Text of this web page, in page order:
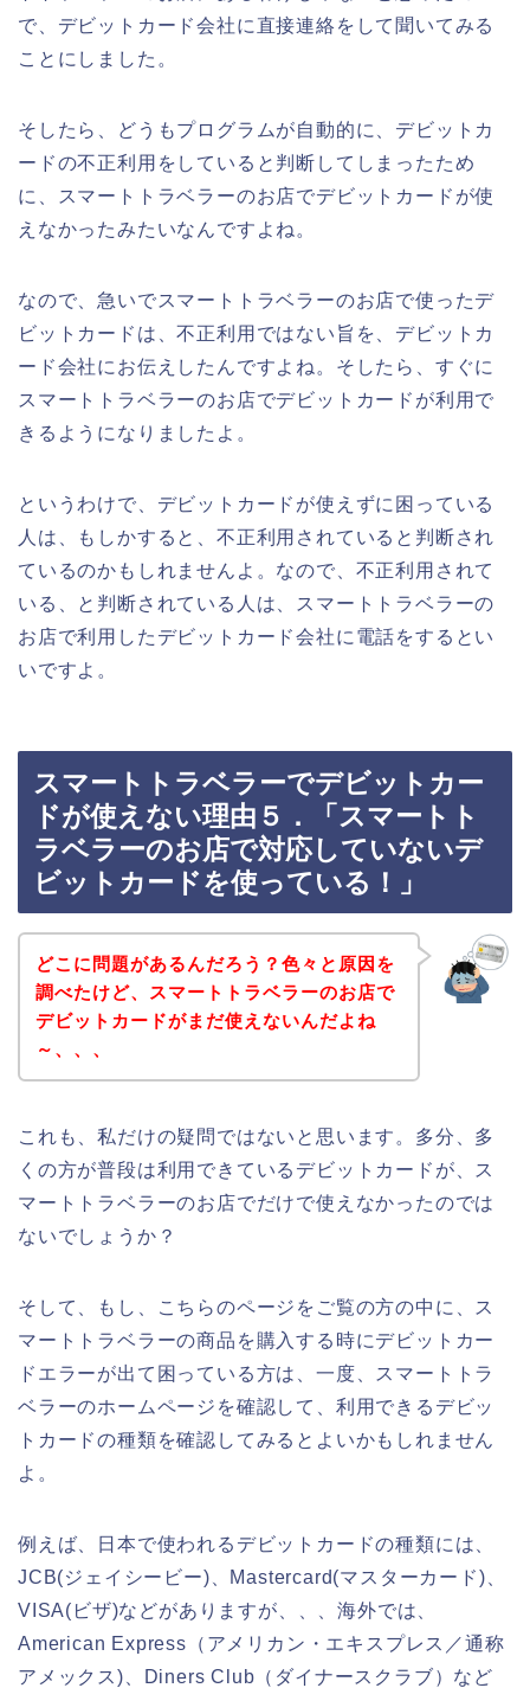
で、デビットカード会社に直接連絡をして聞いてみる
ことにしました。
そしたら、どうもプログラムが自動的に、デビットカ
ードの不正利用をしていると判断してしまったため
に、スマートトラベラーのお店でデビットカードが使
えなかったみたいなんですよね。
なので、急いでスマートトラベラーのお店で使ったデ
ビットカードは、不正利用ではない旨を、デビットカ
ード会社にお伝えしたんですよね。そしたら、すぐに
スマートトラベラーのお店でデビットカードが利用で
きるようになりましたよ。
というわけで、デビットカードが使えずに困っている
人は、もしかすると、不正利用されていると判断され
ているのかもしれませんよ。なので、不正利用されて
いる、と判断されている人は、スマートトラベラーの
お店で利用したデビットカード会社に電話をするとい
いですよ。
スマートトラベラーでデビットカー
ドが使えない理由５．「スマートト
ラベラーのお店で対応していないデ
ビットカードを使っている！」
どこに問題があるんだろう？色々と原因を
調べたけど、スマートトラベラーのお店で
デビットカードがまだ使えないんだよね
～、、、
これも、私だけの疑問ではないと思います。多分、多
くの方が普段は利用できているデビットカードが、ス
マートトラベラーのお店でだけで使えなかったのでは
ないでしょうか？
そして、もし、こちらのページをご覧の方の中に、ス
マートトラベラーの商品を購入する時にデビットカー
ドエラーが出て困っている方は、一度、スマートトラ
ベラーのホームページを確認して、利用できるデビッ
トカードの種類を確認してみるとよいかもしれません
よ。
例えば、日本で使われるデビットカードの種類には、
JCB(ジェイシービー)、Mastercard(マスターカード)、
VISA(ビザ)などがありますが、、、海外では、
American Express（アメリカン・エキスプレス／通称
アメックス)、Diners Club（ダイナースクラブ）など